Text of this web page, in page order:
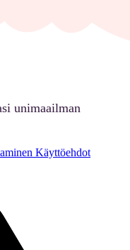
unimaailman
Käyttöehdot